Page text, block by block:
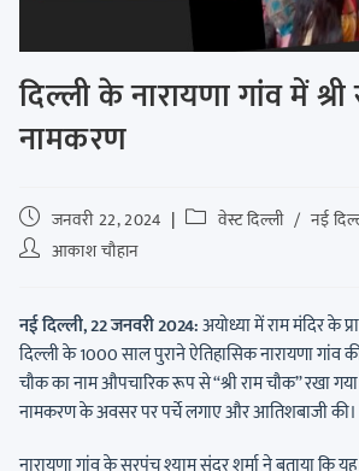
दिल्ली के नारायणा गांव में
नामकरण
जनवरी 22, 2024 वेस्ट दिल्ली / नई
आकाश चौहान
नई दिल्ली, 22 जनवरी 2024:अयोध्या में राम मंदिर के
दिल्ली के 1000 साल पुराने ऐतिहासिक नारायणा गांव
चौक का नाम औपचारिक रूप से “श्री राम चौक” रखा
नामकरण के अवसर पर पर्चे लगाए और आतिशबाजी की।